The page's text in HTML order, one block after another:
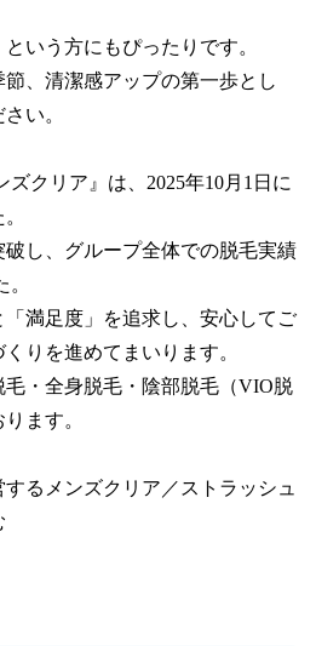
いう方にもぴったりです。
、清潔感アップの第一歩とし
い。
ズクリア』は、2025年10月1日に
破し、グループ全体での脱毛実績
満足度」を追求し、安心してご
りを進めてまいります。
・全身脱毛・陰部脱毛（VIO脱
ます。
るメンズクリア／ストラッシュ